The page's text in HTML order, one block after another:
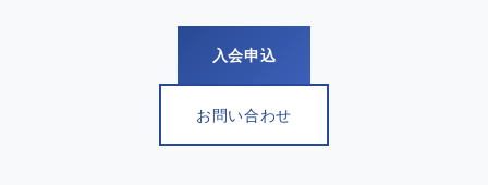
入会申込
お問い合わせ